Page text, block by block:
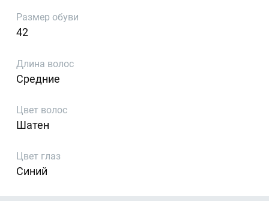
Размер обуви
42
Длина волос
Средние
Цвет волос
Шатен
Цвет глаз
Синий